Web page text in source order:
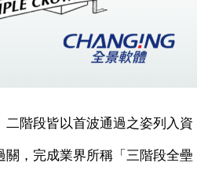
階段皆以首波通過之姿列入資
，完成業界所稱「三階段全壘